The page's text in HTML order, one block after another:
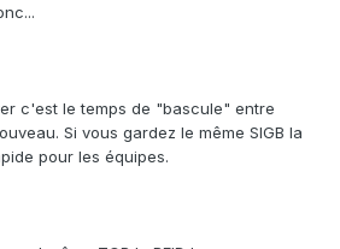
c'est le temps de "bascule" entre
Si vous gardez le même SIGB la
pour les équipes.